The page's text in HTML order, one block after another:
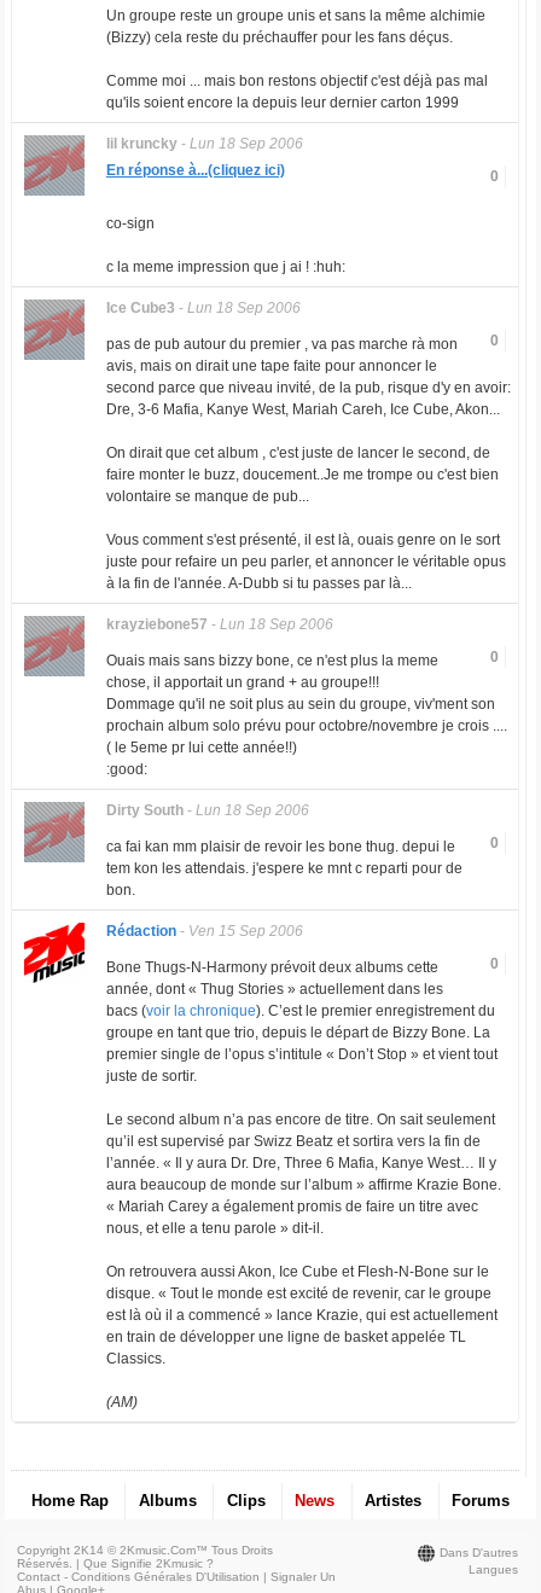
Un groupe reste un groupe unis et sans la même alchimie
(Bizzy) cela reste du préchauffer pour les fans déçus.
Comme moi ... mais bon restons objectif c'est déjà pas mal
qu'ils soient encore la depuis leur dernier carton 1999
lil kruncky- Lun 18 Sep 2006
0
En réponse à...(cliquez ici)
co-sign
c la meme impression que j ai ! :huh:
Ice Cube3 - Lun 18 Sep 2006
0
pas de pub autour du premier , va pas marche rà mon
avis, mais on dirait une tape faite pour annoncer le
second parce que niveau invité, de la pub, risque d'y en avoir:
Dre, 3-6 Mafia, Kanye West, Mariah Careh, Ice Cube, Akon...
On dirait que cet album , c'est juste de lancer le second, de
faire monter le buzz, doucement..Je me trompe ou c'est bien
volontaire se manque de pub...
Vous comment s'est présenté, il est là, ouais genre on le sort
juste pour refaire un peu parler, et annoncer le véritable opus
à la fin de l'année. A-Dubb si tu passes par là...
krayziebone57 - Lun 18 Sep 2006
0
Ouais mais sans bizzy bone, ce n'est plus la meme
chose, il apportait un grand + au groupe!!!
Dommage qu'il ne soit plus au sein du groupe, viv'ment son
prochain album solo prévu pour octobre/novembre je crois ....
( le 5eme pr lui cette année!!)
:good:
Dirty South- Lun 18 Sep 2006
0
ca fai kan mm plaisir de revoir les bone thug. depui le
tem kon les attendais. j'espere ke mnt c reparti pour de
bon.
Rédaction- Ven 15 Sep 2006
0
Bone Thugs-N-Harmony prévoit deux albums cette
année, dont « Thug Stories » actuellement dans les
bacs (voir la chronique). C’est le premier enregistrement du
groupe en tant que trio, depuis le départ de Bizzy Bone. La
premier single de l’opus s’intitule « Don’t Stop » et vient tout
juste de sortir.
Le second album n’a pas encore de titre. On sait seulement
qu’il est supervisé par Swizz Beatz et sortira vers la fin de
l’année. « Il y aura Dr. Dre, Three 6 Mafia, Kanye West… Il y
aura beaucoup de monde sur l’album » affirme Krazie Bone.
« Mariah Carey a également promis de faire un titre avec
nous, et elle a tenu parole » dit-il.
On retrouvera aussi Akon, Ice Cube et Flesh-N-Bone sur le
disque. « Tout le monde est excité de revenir, car le groupe
est là où il a commencé » lance Krazie, qui est actuellement
en train de développer une ligne de basket appelée TL
Classics.
(AM)
Home Rap Albums Clips News Artistes Forums
Dans D'autres
Langues
Copyright 2K14 © 2Kmusic.com™Tous Droits
Réservés . |Que Signifie 2Kmusic ?
Contact - Conditions Générales D'Utilisation |Signaler Un
Abus |Google+